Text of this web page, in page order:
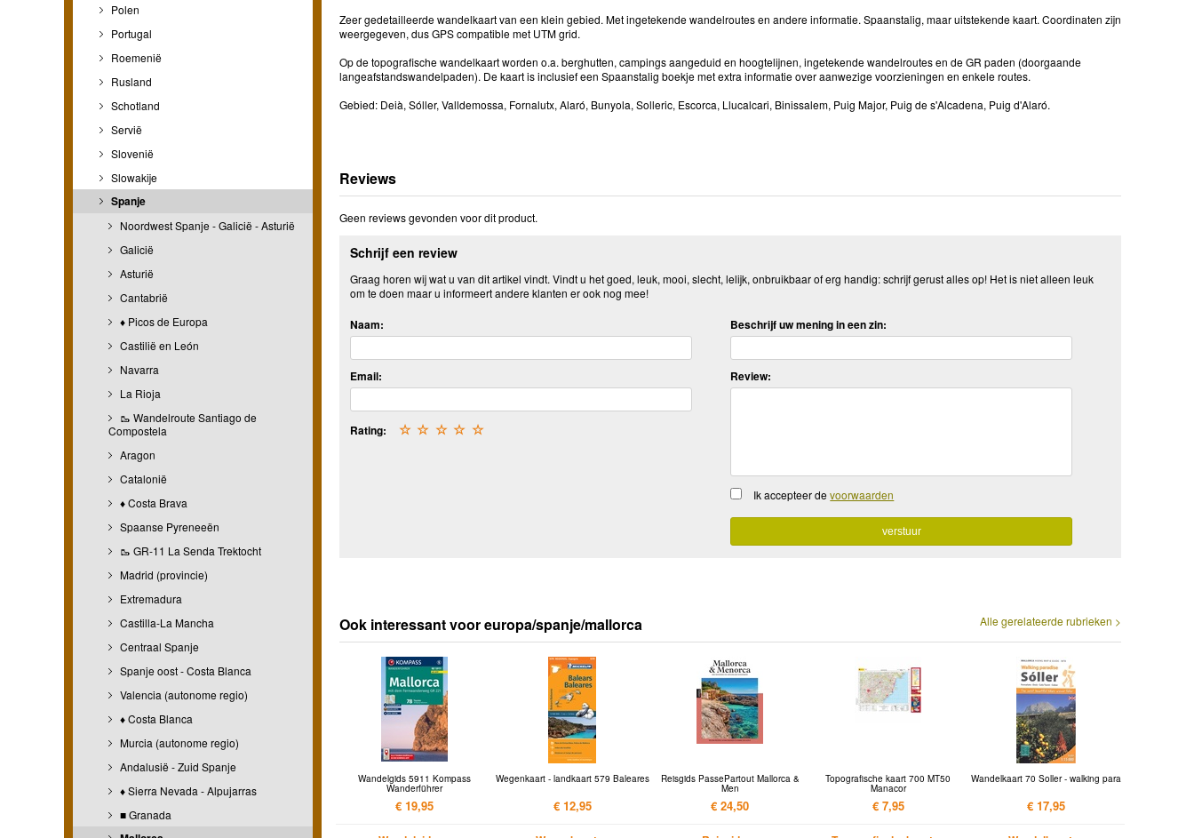
Polen
Portugal
Roemenië
Rusland
Schotland
Servië
Slovenië
Slowakije
Spanje
Noordwest Spanje - Galicië - Asturië
Galicië
Asturië
Cantabrië
♦ Picos de Europa
Castilië en León
Navarra
La Rioja
🥾 Wandelroute Santiago de
Compostela
Aragon
Catalonië
♦ Costa Brava
Spaanse Pyreneeën
🥾 GR-11 La Senda Trektocht
Madrid (provincie)
Extremadura
Castilla-La Mancha
Centraal Spanje
Spanje oost - Costa Blanca
Valencia (autonome regio)
♦ Costa Blanca
Murcia (autonome regio)
Andalusië - Zuid Spanje
♦ Sierra Nevada - Alpujarras
■ Granada
Zeer gedetailleerde wandelkaart van een klein gebied. Met ingetekende wandelroutes en andere informatie. Spaanstalig, maar uitstekende kaart. Coordinaten zijn
weergegeven, dus GPS compatible met UTM grid.
Op de topografische wandelkaart worden o.a. berghutten, campings aangeduid en hoogtelijnen, ingetekende wandelroutes en de GR paden (doorgaande
langeafstandswandelpaden). De kaart is inclusief een Spaanstalig boekje met extra informatie over aanwezige voorzieningen en enkele routes.
Gebied: Deià, Sóller, Valldemossa, Fornalutx, Alaró, Bunyola, Solleric, Escorca, Llucalcari, Binissalem, Puig Major, Puig de s'Alcadena, Puig d'Alaró.
Reviews
Geen reviews gevonden voor dit product.
Schrijf een review
Graag horen wij wat u van dit artikel vindt. Vindt u het goed, leuk, mooi, slecht, lelijk, onbruikbaar of erg handig: schrijf gerust alles op! Het is niet alleen leuk
om te doen maar u informeert andere klanten er ook nog mee!
Naam:
Email:
Rating: ☆
☆
☆
☆
☆
Beschrijf uw mening in een zin:
Review:
Ik accepteer devoorwaarden
Alle gerelateerde rubrieken >
Ook interessant voor europa/spanje/mallorca
Wandelgids 5911 Kompass
Wanderführer
€ 19,95
Wegenkaart - landkaart 579 Baleares
€ 12,95
Reisgids PassePartout Mallorca &
Men
€ 24,50
Topografische kaart 700 MT50
Manacor
€ 7,95
Wandelkaart 70 Soller - walking para
€ 17,95